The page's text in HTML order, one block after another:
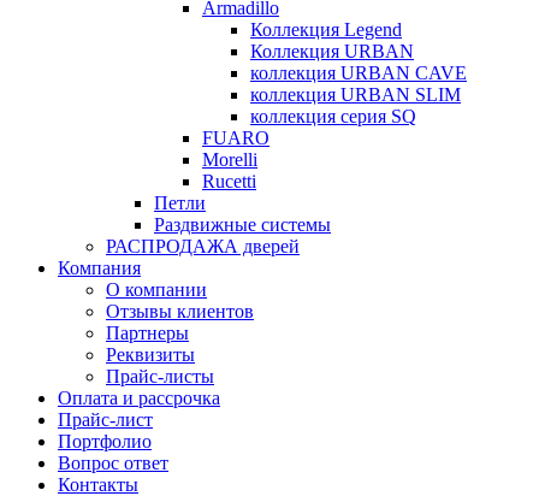
Armadillo
Коллекция Legend
Коллекция URBAN
коллекция URBAN CAVE
коллекция URBAN SLIM
коллекция серия SQ
FUARO
Morelli
Rucetti
Петли
Раздвижные системы
РАСПРОДАЖА дверей
Компания
О компании
Отзывы клиентов
Партнеры
Реквизиты
Прайс-листы
Оплата и рассрочка
Прайс-лист
Портфолио
Вопрос ответ
Контакты